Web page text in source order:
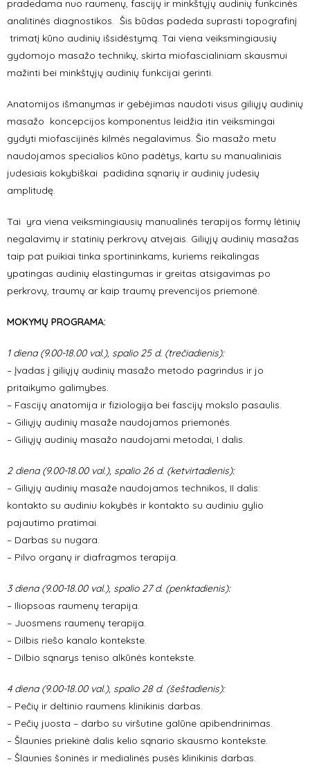
pradedama nuo raumenų, fascijų ir minkštųjų audinių funkcinės
analitinės diagnostikos. Šis būdas padeda suprasti topografinį
trimatį kūno audinių išsidėstymą. Tai viena veiksmingiausių
gydomojo masažo technikų, skirta miofascialiniam skausmui
mažinti bei minkštųjų audinių funkcijai gerinti.
Anatomijos išmanymas ir gebėjimas naudoti visus giliųjų audinių
masažo koncepcijos komponentus leidžia itin veiksmingai
gydyti miofascijinės kilmės negalavimus. Šio masažo metu
naudojamos specialios kūno padėtys, kartu su manualiniais
judesiais kokybiškai padidina sąnarių ir audinių judesių
amplitudę.
Tai yra viena veiksmingiausių manualinės terapijos formų lėtinių
negalavimų ir statinių perkrovų atvejais. Giliųjų audinių masažas
taip pat puikiai tinka sportininkams, kuriems reikalingas
ypatingas audinių elastingumas ir greitas atsigavimas po
perkrovų, traumų ar kaip traumų prevencijos priemonė.
MOKYMŲ PROGRAMA:
1 diena (9.00-18.00 val.), spalio 25 d. (trečiadienis):
– Įvadas į giliųjų audinių masažo metodo pagrindus ir jo
pritaikymo galimybes.
– Fascijų anatomija ir fiziologija bei fascijų mokslo pasaulis.
– Giliųjų audinių masaže naudojamos priemonės.
– Giliųjų audinių masažo naudojami metodai, I dalis.
2 diena (9.00-18.00 val.), spalio 26 d. (ketvirtadienis):
– Giliųjų audinių masaže naudojamos technikos, II dalis:
kontakto su audiniu kokybės ir kontakto su audiniu gylio
pajautimo pratimai.
– Darbas su nugara.
– Pilvo organų ir diafragmos terapija.
3 diena (9.00-18.00 val.), spalio 27 d. (penktadienis):
– Iliopsoas raumenų terapija.
– Juosmens raumenų terapija.
– Dilbis riešo kanalo kontekste.
– Dilbio sąnarys teniso alkūnės kontekste.
4 diena (9.00-18.00 val.), spalio 28 d. (šeštadienis):
– Pečių ir deltinio raumens klinikinis darbas.
– Pečių juosta – darbo su viršutine galūne apibendrinimas.
– Šlaunies priekinė dalis kelio sąnario skausmo kontekste.
– Šlaunies šoninės ir medialinės pusės klinikinis darbas.